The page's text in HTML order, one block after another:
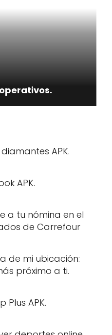
APK.
APK.
a tu nómina en el
de Carrefour
de mi ubicación:
próximo a ti.
Plus APK.